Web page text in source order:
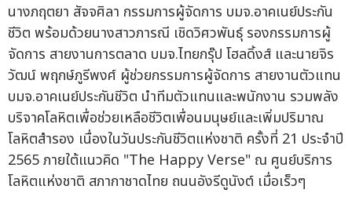
นางภฤตยา สัจจศิลา กรรมการผู้จัดการ บมจ.อาคเนย์ประกัน
ชีวิต พร้อมด้วยนางสาวภารณี เชิดวิศวพันธุ์ รองกรรมการผู้
จัดการ สายงานการตลาด บมจ.ไทยกรุ๊ป โฮลดิ้งส์ และนายจิร
วัฒน์ พฤกษ์ภูรีพงศ์ ผู้ช่วยกรรมการผู้จัดการ สายงานตัวแทน
บมจ.อาคเนย์ประกันชีวิต นำทีมตัวแทนและพนักงาน รวมพลัง
บริจาคโลหิตเพื่อช่วยเหลือชีวิตเพื่อนมนุษย์และเพิ่มปริมาณ
โลหิตสำรอง เนื่องในวันประกันชีวิตแห่งชาติ ครั้งที่ 21 ประจำปี
2565 ภายใต้แนวคิด "The Happy Verse" ณ ศูนย์บริการ
โลหิตแห่งชาติ สภากาชาดไทย ถนนอังรีดูนังต์ เมื่อเร็วๆ